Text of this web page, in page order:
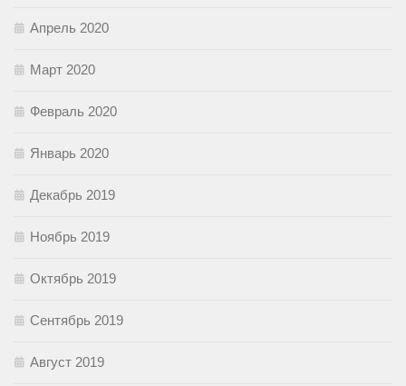
Апрель 2020
Март 2020
Февраль 2020
Январь 2020
Декабрь 2019
Ноябрь 2019
Октябрь 2019
Сентябрь 2019
Август 2019